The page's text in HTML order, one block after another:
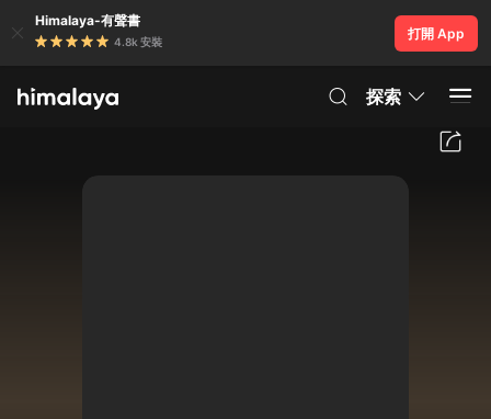
Himalaya-有聲書
4.8k 安裝
打開 App
探索